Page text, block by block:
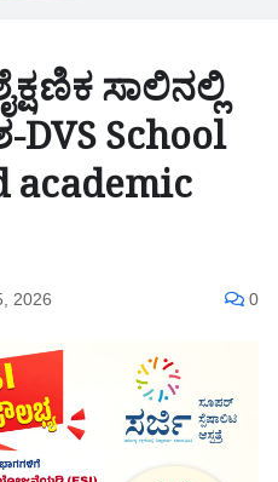
ಸಾಲಿನಲ್ಲಿ
School
academic
2026 0